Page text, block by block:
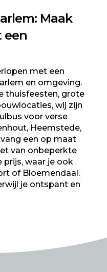
Maak
een
met een
en omgeving.
thuisfeesten, grote
wij zijn
voor verse
Heemstede,
een op maat
van onbeperkte
prijs, waar je ook
of Bloemendaal.
je ontspant en